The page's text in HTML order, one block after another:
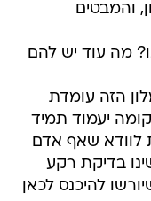
והמבטים
מה עוד יש להם
הזה עומדת
יעמוד תמיד
לוודא שאף אדם
בדיקת רקע
להיכנס לכאן